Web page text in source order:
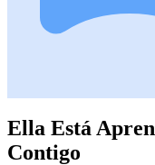
Ella Está
Contigo